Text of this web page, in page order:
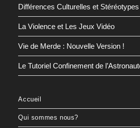
Différences Culturelles et Stéréotypes
La Violence et Les Jeux Vidéo
Vie de Merde : Nouvelle Version !
Le Tutoriel Confinement de
Accueil
Qui sommes nous?